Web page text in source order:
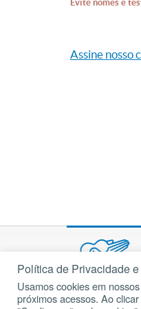
Evite nomes e
Assine nosso
cancaonova.com©
Todos os direitos
Política de Privacidade
Usamos cookies em
próximos acessos. Ao